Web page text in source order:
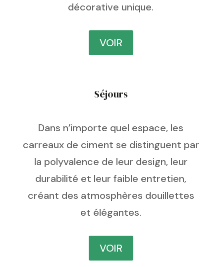
décorative unique.
VOIR
Séjours
Dans n’importe quel espace, les
carreaux de ciment se distinguent par
la polyvalence de leur design, leur
durabilité et leur faible entretien,
créant des atmosphères douillettes
et élégantes.
VOIR